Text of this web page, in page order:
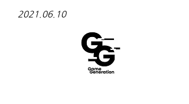
2021.06.10